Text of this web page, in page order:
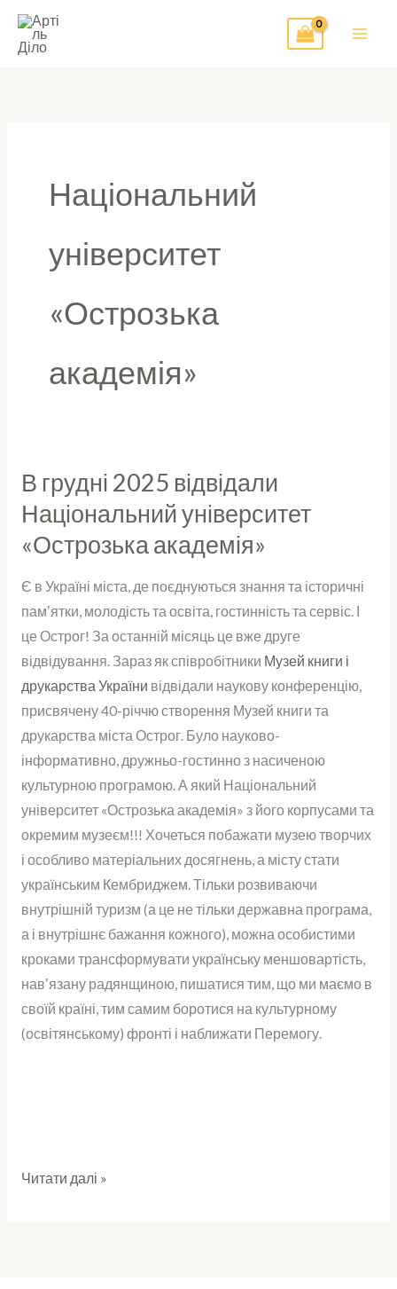
Перейти
Національний
університет
«Острозька
академія»
В грудні 2025 відвідали
Національний університет
«Острозька академія»
Є в Україні міста, де поєднуються знання та історичні
памʼятки, молодість та освіта, гостинність та сервіс. І
це Острог! За останній місяць це вже друге
відвідування. Зараз як співробітники Музей книги і
друкарства України відвідали наукову конференцію,
присвячену 40-річчю створення Музей книги та
друкарства міста Острог. Було науково-
інформативно, дружньо-гостинно з насиченою
культурною програмою. А який Національний
університет «Острозька академія» з його корпусами та
окремим музеєм!!! Хочеться побажати музею творчих
і особливо матеріальних досягнень, а місту стати
українським Кембриджем. Тільки розвиваючи
внутрішній туризм (а це не тільки державна програма,
а і внутрішнє бажання кожного), можна особистими
кроками трансформувати українську меншовартість,
навʼязану радянщиною, пишатися тим, що ми маємо в
своїй країні, тим самим боротися на культурному
(освітянському) фронті і наближати Перемогу.
В
грудні
2025
відвідали
Національний
університет
«Острозька
академія»
Читати далі »